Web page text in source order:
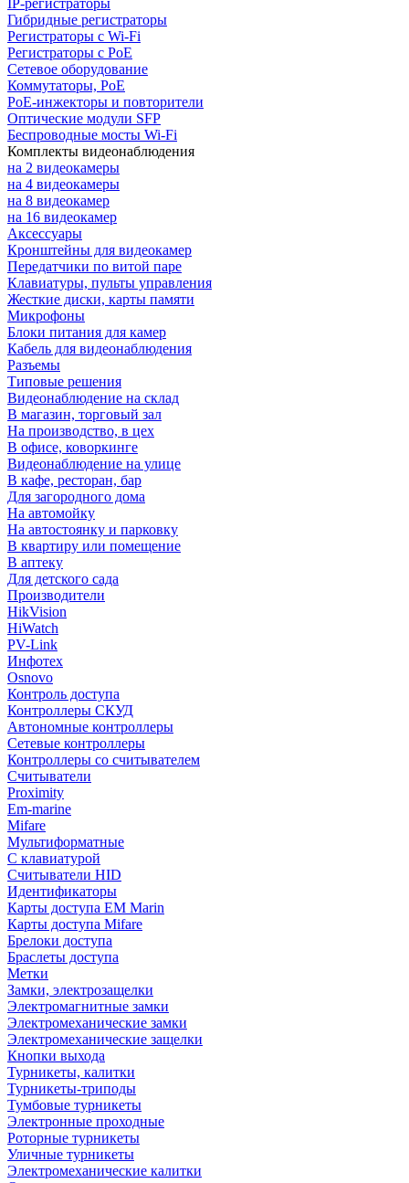
IP-регистраторы
Гибридные регистраторы
Регистраторы с Wi-Fi
Регистраторы с PoE
Сетевое оборудование
Коммутаторы, PoE
PoE-инжекторы и повторители
Оптические модули SFP
Беспроводные мосты Wi-Fi
Комплекты видеонаблюдения
на 2 видеокамеры
на 4 видеокамеры
на 8 видеокамер
на 16 видеокамер
Аксессуары
Кронштейны для видеокамер
Передатчики по витой паре
Клавиатуры, пульты управления
Жесткие диски, карты памяти
Микрофоны
Блоки питания для камер
Кабель для видеонаблюдения
Разъемы
Типовые решения
Видеонаблюдение на склад
В магазин, торговый зал
На производство, в цех
В офисе, коворкинге
Видеонаблюдение на улице
В кафе, ресторан, бар
Для загородного дома
На автомойку
На автостоянку и парковку
В квартиру или помещение
В аптеку
Для детского сада
Производители
HikVision
HiWatch
PV-Link
Инфотех
Osnovo
Контроль доступа
Контроллеры СКУД
Автономные контроллеры
Сетевые контроллеры
Контроллеры со считывателем
Считыватели
Proximity
Em-marine
Mifare
Мультиформатные
С клавиатурой
Считыватели HID
Идентификаторы
Карты доступа EM Marin
Карты доступа Mifare
Брелоки доступа
Браслеты доступа
Метки
Замки, электрозащелки
Электромагнитные замки
Электромеханические замки
Электромеханические защелки
Кнопки выхода
Турникеты, калитки
Турникеты-триподы
Тумбовые турникеты
Электронные проходные
Роторные турникеты
Уличные турникеты
Электромеханические калитки